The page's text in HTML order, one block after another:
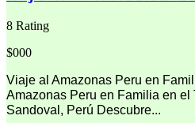
8 Rating
$000
Viaje al Amazonas Peru en
Amazonas Peru en Familia en el
Sandoval, Perú Descubre...